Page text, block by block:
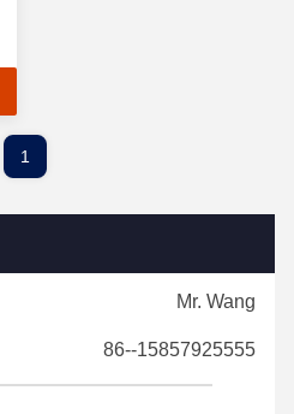
1
Mr. Wang
86--15857925555